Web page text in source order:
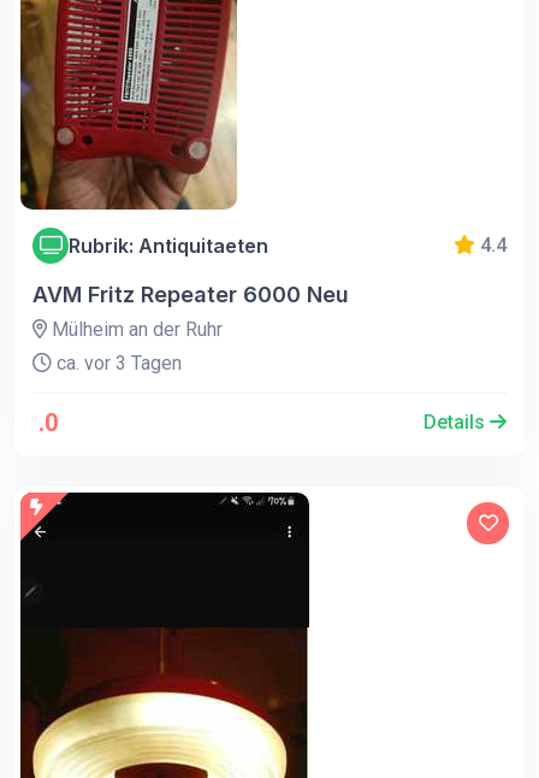
Rubrik: Antiquitaeten 4.4
AVM Fritz Repeater 6000 Neu
Mülheim an der Ruhr
ca. vor 3 Tagen
.0 Details